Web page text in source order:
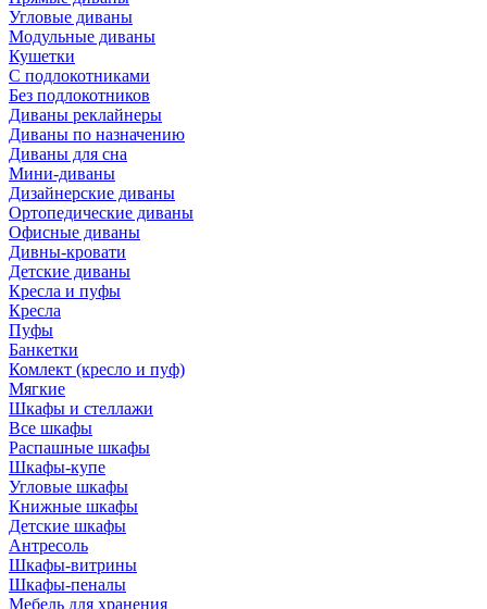
Угловые диваны
Модульные диваны
Кушетки
С подлокотниками
Без подлокотников
Диваны реклайнеры
Диваны по назначению
Диваны для сна
Мини-диваны
Дизайнерские диваны
Ортопедические диваны
Офисные диваны
Дивны-кровати
Детские диваны
Кресла и пуфы
Кресла
Пуфы
Банкетки
Комлект (кресло и пуф)
Мягкие
Шкафы и стеллажи
Все шкафы
Распашные шкафы
Шкафы-купе
Угловые шкафы
Книжные шкафы
Детские шкафы
Антресоль
Шкафы-витрины
Шкафы-пеналы
Мебель для хранения